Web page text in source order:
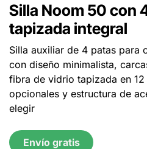
Silla Noom 50 con
tapizada integral
Silla auxiliar de 4 patas para
con diseño minimalista,
fibra de vidrio tapizada en
opcionales y estructura de
elegir
Envío gratis